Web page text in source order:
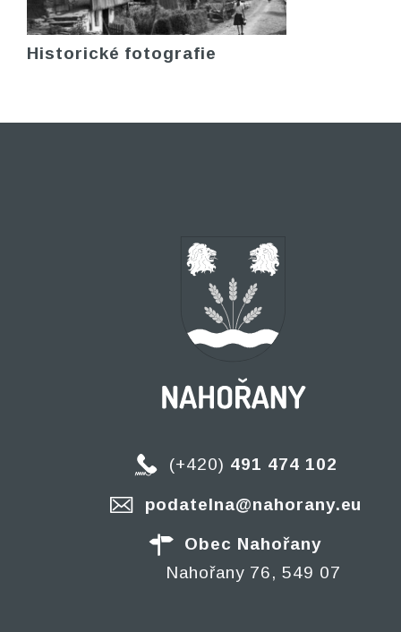
Historické fotografie
(+420) 491 474 102
podatelna@nahorany.eu
Obec Nahořany
Nahořany 76, 549 07